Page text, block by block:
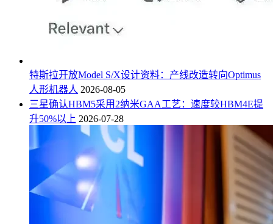
特斯拉开放Model S/X设计资料：产线改造转向Optimus
人形机器人 2026-08-05
三星确认HBM5采用2纳米GAA工艺：速度较HBM4E提
升50%以上 2026-07-28